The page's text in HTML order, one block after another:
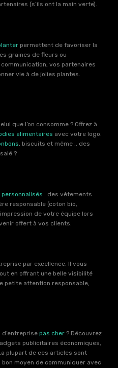
(s’ils ont la main verte).
permettent de favoriser la
graines de fleurs ou
vos partenaires
vie à de jolies plantes.
que l’on consomme ? Offrez à
alimentaires avec votre logo.
, biscuits et même .. des
?
: des vêtements
responsable (coton bio,
de votre équipe lors
offert à vos clients.
par excellence. Il vous
en offrant une belle visibilité
petite attention responsable,
pas cher ? Découvrez
publicitaires économiques,
plupart de ces articles sont
bon moyen de communiquer avec